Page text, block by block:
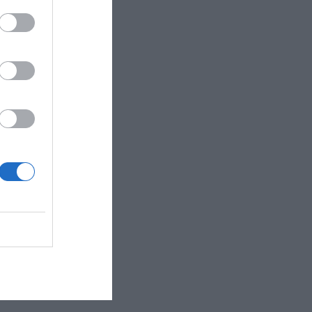
για
αν δεν
να
περίπου
έχουν